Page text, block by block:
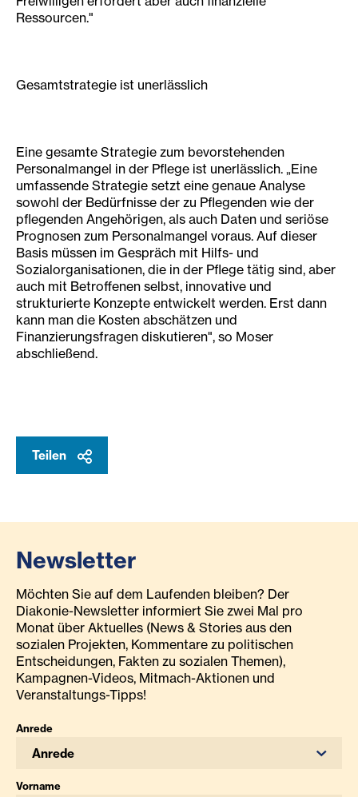
Ressourcen."
Gesamtstrategie ist unerlässlich
Eine gesamte Strategie zum bevorstehenden
Personalmangel in der Pflege ist unerlässlich. „Eine
umfassende Strategie setzt eine genaue Analyse
sowohl der Bedürfnisse der zu Pflegenden wie der
pflegenden Angehörigen, als auch Daten und seriöse
Prognosen zum Personalmangel voraus. Auf dieser
Basis müssen im Gespräch mit Hilfs- und
Sozialorganisationen, die in der Pflege tätig sind, aber
auch mit Betroffenen selbst, innovative und
strukturierte Konzepte entwickelt werden. Erst dann
kann man die Kosten abschätzen und
Finanzierungsfragen diskutieren", so Moser
abschließend.
Teilen
Newsletter
Möchten Sie auf dem Laufenden bleiben? Der
Diakonie-Newsletter informiert Sie zwei Mal pro
Monat über Aktuelles (News & Stories aus den
sozialen Projekten, Kommentare zu politischen
Entscheidungen, Fakten zu sozialen Themen),
Kampagnen-Videos, Mitmach-Aktionen und
Veranstaltungs-Tipps!
Anrede
Anrede
Vorname